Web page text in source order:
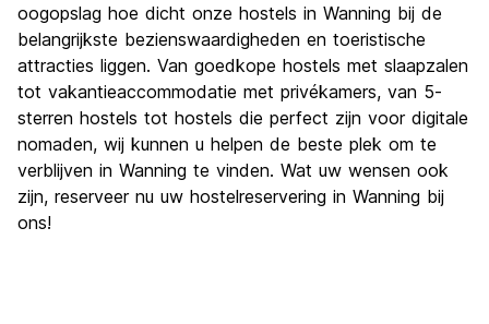
oogopslag hoe dicht onze hostels in Wanning bij de
belangrijkste bezienswaardigheden en toeristische
attracties liggen. Van goedkope hostels met slaapzalen
tot vakantieaccommodatie met privékamers, van 5-
sterren hostels tot hostels die perfect zijn voor digitale
nomaden, wij kunnen u helpen de beste plek om te
verblijven in Wanning te vinden. Wat uw wensen ook
zijn, reserveer nu uw hostelreservering in Wanning bij
ons!